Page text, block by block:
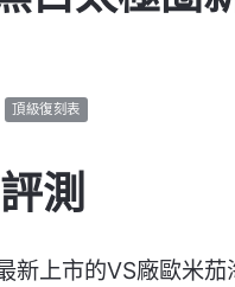
頂級復刻表
測
新上市的VS廠歐米